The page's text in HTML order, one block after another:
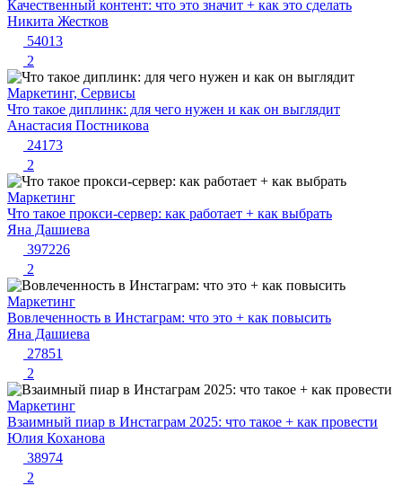
Качественный контент: что это значит + как это сделать
Никита Жестков
54013
2
Маркетинг, Сервисы
Что такое диплинк: для чего нужен и как он выглядит
Анастасия Постникова
24173
2
Маркетинг
Что такое прокси-сервер: как работает + как выбрать
Яна Дашиева
397226
2
Маркетинг
Вовлеченность в Инстаграм: что это + как повысить
Яна Дашиева
27851
2
Маркетинг
Взаимный пиар в Инстаграм 2025: что такое + как провести
Юлия Коханова
38974
2